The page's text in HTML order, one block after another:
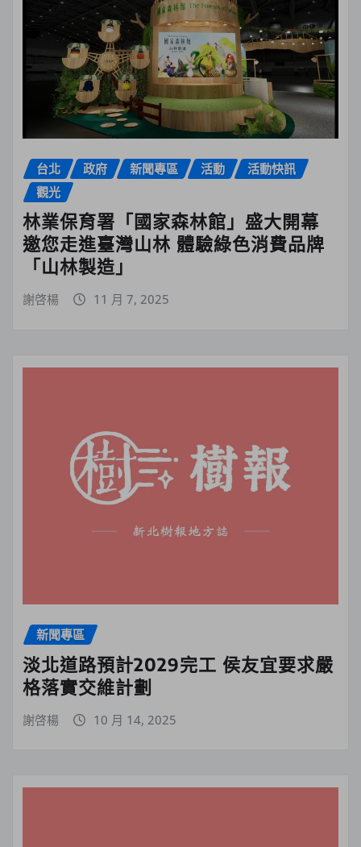
台北 政府 新聞專區 活動
活動快訊
觀光
林業保育署「國家森林館」盛大開幕
邀您走進臺灣山林 體驗綠色消費品牌
「山林製造」
謝啓楊 11 月 7, 2025
新聞專區
淡北道路預計2029完工 侯友宜要求嚴
格落實交維計劃
謝啓楊 10 月 14, 2025